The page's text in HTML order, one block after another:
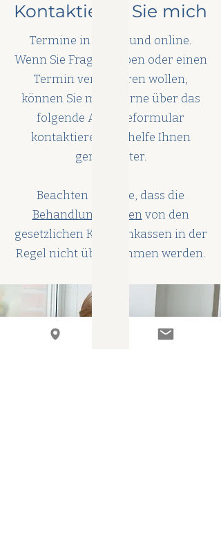
Kontaktieren Sie mich
Termine in Berlin und online.
Wenn Sie Fragen haben oder einen
Termin vereinbaren wollen,
können Sie mich gerne über das
folgende Anfrageformular
kontaktieren. Ich helfe Ihnen
gerne weiter.
Beachten Sie bitte, dass die
Behandlungskostenvon den
gesetzlichen Krankenkassen in der
Regel nicht übernommen werden.